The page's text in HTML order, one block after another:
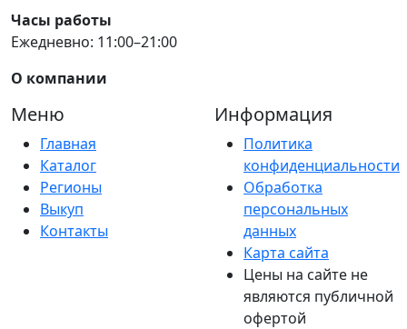
Часы работы
Ежедневно: 11:00–21:00
О компании
Меню
Главная
Каталог
Регионы
Выкуп
Контакты
Информация
Политика
конфиденциальности
Обработка
персональных
данных
Карта сайта
Цены на сайте не
являются публичной
офертой